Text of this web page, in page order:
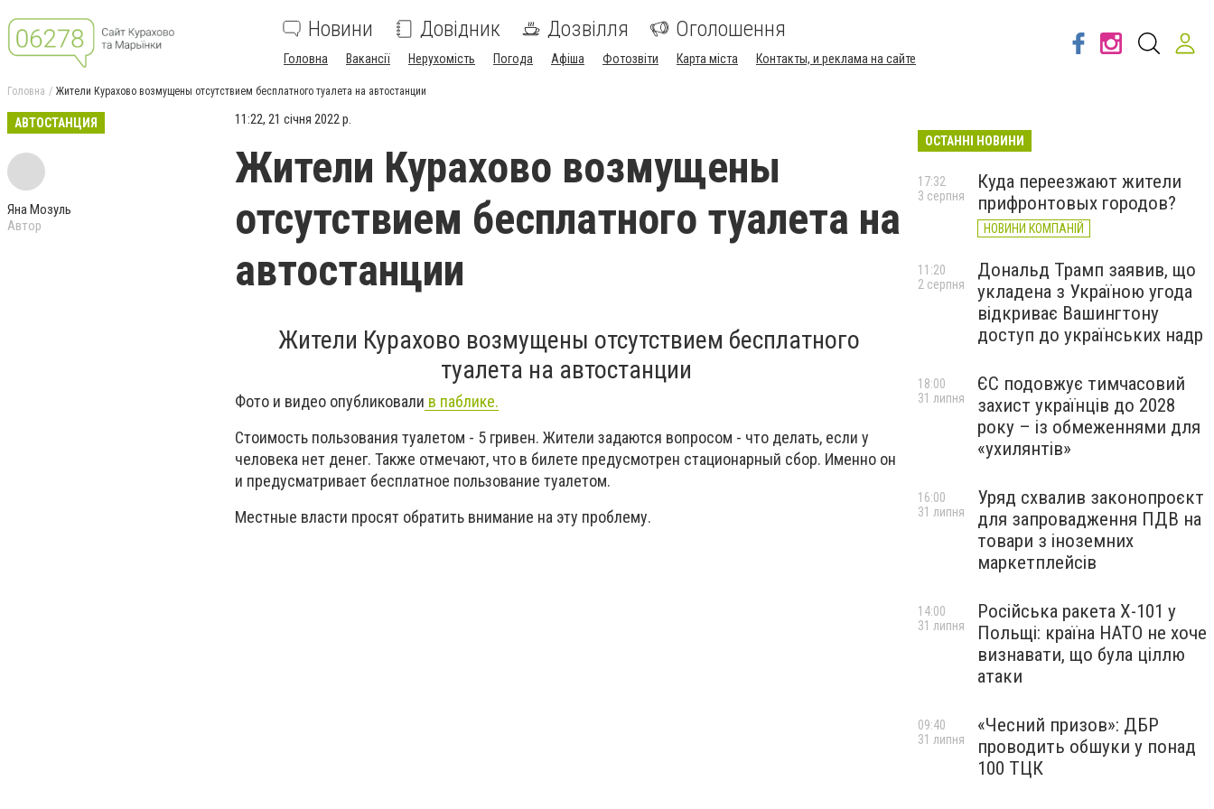
Новини Довідник Дозвілля Оголошення
Головна Вакансії Нерухомість Погода Афіша Фотозвіти Карта міста Контакты, и реклама на сайте
Головна Жители Курахово возмущены отсутствием бесплатного туалета на автостанции
АВТОСТАНЦИЯ
Яна Мозуль
Автор
11:22, 21 січня 2022 р.
Жители Курахово возмущены
отсутствием бесплатного туалета на
автостанции
Жители Курахово возмущены отсутствием бесплатного
туалета на автостанции
Фото и видео опубликовали в паблике.
Стоимость пользования туалетом - 5 гривен. Жители задаются вопросом - что делать, если у
человека нет денег. Также отмечают, что в билете предусмотрен стационарный сбор. Именно он
и предусматривает бесплатное пользование туалетом.
Местные власти просят обратить внимание на эту проблему.
ОСТАННІ НОВИНИ
Куда переезжают жители
прифронтовых городов?
НОВИНИ КОМПАНІЙ
17:32
3 серпня
Дональд Трамп заявив, що
укладена з Україною угода
відкриває Вашингтону
доступ до українських надр
11:20
2 серпня
ЄС подовжує тимчасовий
захист українців до 2028
року – із обмеженнями для
«ухилянтів»
18:00
31 липня
Уряд схвалив законопроєкт
для запровадження ПДВ на
товари з іноземних
маркетплейсів
16:00
31 липня
Російська ракета Х-101 у
Польщі: країна НАТО не хоче
визнавати, що була ціллю
атаки
14:00
31 липня
«Чесний призов»: ДБР
проводить обшуки у понад
100 ТЦК
09:40
31 липня